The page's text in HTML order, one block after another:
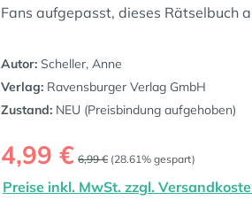
Fans aufgepasst, dieses Rätselbuch
Autor: Scheller, Anne
Verlag: Ravensburger Verlag GmbH
Zustand: NEU (Preisbindung aufgehoben)
Verkaufspreis:
4,99 € Regulärer Preis:
6,99 € (28.61% gespart)
Preise inkl. MwSt. zzgl.